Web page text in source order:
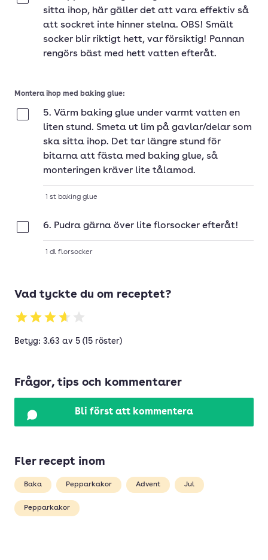
sitta ihop, här gäller det att vara effektiv så
att sockret inte hinner stelna. OBS! Smält
socker blir riktigt hett, var försiktig! Pannan
rengörs bäst med hett vatten efteråt.
Montera ihop med baking glue:
5. Värm baking glue under varmt vatten en
liten stund. Smeta ut lim på gavlar/delar som
ska sitta ihop. Det tar längre stund för
bitarna att fästa med baking glue, så
monteringen kräver lite tålamod.
1 st baking glue
6. Pudra gärna över lite florsocker efteråt!
1 dl florsocker
Vad tyckte du om receptet?
Betyg: 3.63 av 5 (15 röster)
Frågor, tips och kommentarer
Bli först att kommentera
Fler recept inom
Baka Pepparkakor Advent Jul
Pepparkakor